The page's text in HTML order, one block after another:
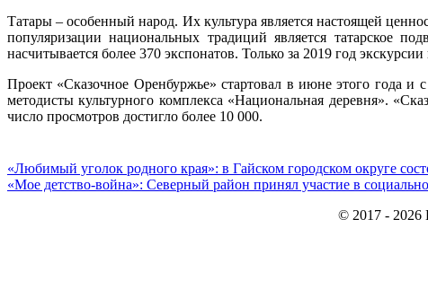
Татары – особенный народ. Их культура является настоящей
популяризации национальных традиций является татарское
насчитывается более 370 экспонатов. Только за 2019 год
Проект «Сказочное Оренбуржье» стартовал в июне этого года
методисты культурного комплекса «Национальная деревня».
число просмотров достигло более 10 000.
«Любимый уголок родного края»: в Гайском городском округе
«Мое детство-война»: Северный район принял участие в
© 2017 - 2026